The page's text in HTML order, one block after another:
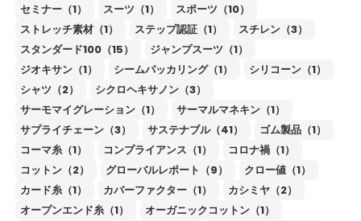
セミナー（1）
スーツ（1）
スポーツ（10）
ストレッチ素材（1）
ステップ認証（1）
スチレン（3）
スタンダード100（15）
ジャンプスーツ（1）
ジオキサン（1）
シームパッカリング（1）
シリコーン（1）
シャツ（2）
シクロヘキサノン（3）
サーモマイグレーション（1）
サーマルマネキン（1）
サプライチェーン（3）
サステナブル（41）
ゴム製品（1）
コーマ糸（1）
コンプライアンス（1）
コロナ禍（1）
コットン（2）
グローバルレポート（9）
クロー値（1）
カード糸（1）
カバーファクター（1）
カシミヤ（2）
オープンエンド糸（1）
オーガニックコットン（1）